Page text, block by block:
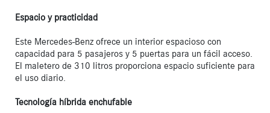
Espacio y practicidad
Este Mercedes-Benz ofrece un interior espacioso con
capacidad para 5 pasajeros y 5 puertas para un fácil acceso.
El maletero de 310 litros proporciona espacio suficiente para
el uso diario.
Tecnología híbrida enchufable